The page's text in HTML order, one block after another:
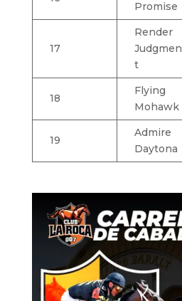
Promise
17
Render
Judgmen
t
18
Flying
Mohawk
19
Admire
Daytona